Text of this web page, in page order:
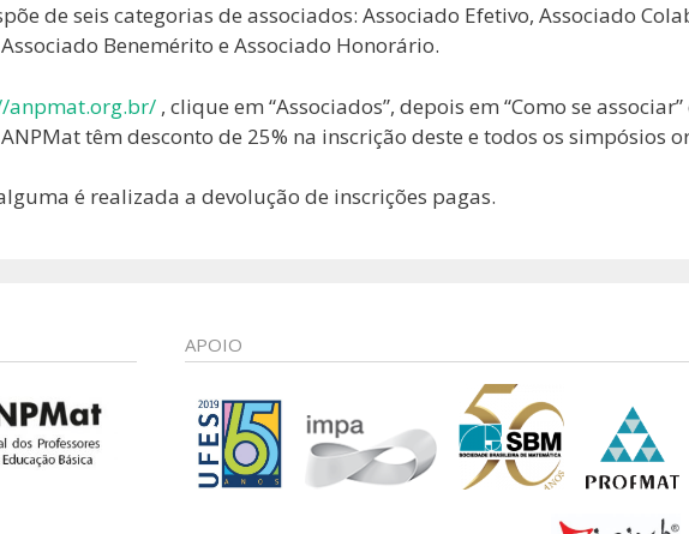
de seis categorias de associados: Associado Efetivo, Associado
Benemérito e Associado Honorário.
anpmat.org.br/ , clique em “Associados”, depois em “Como se associar”
têm desconto de 25% na inscrição deste e todos os simpósios
é realizada a devolução de inscrições pagas.
APOIO